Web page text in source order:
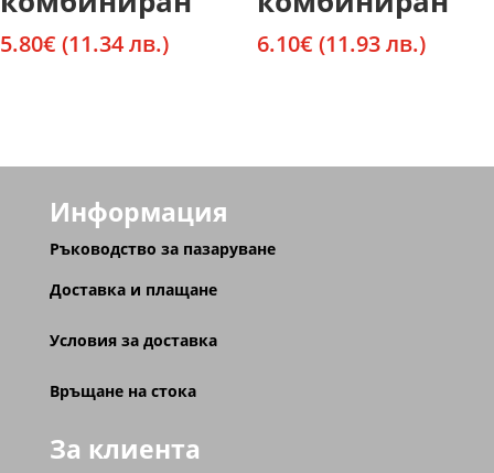
5.80€ (11.34 лв.) 6.10€ (11.93 лв.)
Информация
Ръководство за пазаруване
Доставка и плащане
Условия за доставка
Връщане на стока
За клиента